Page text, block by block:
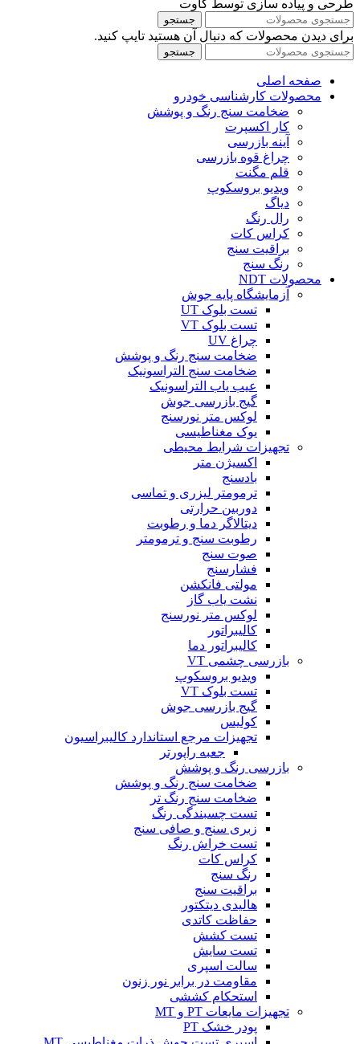
طرحی و پیاده سازی توسط کاوت
جستجو
برای دیدن محصولات که دنبال آن هستید تایپ کنید.
جستجو
صفحه اصلی
محصولات کارشناسی خودرو
ضخامت سنج رنگ و پوشش
کار اکسپرت
آینه بازرسی
چراغ قوه بازرسی
قلم مگنت
ویدیو بروسکوپ
دیاگ
رال رنگ
کراس کات
براقیت سنج
رنگ سنج
محصولات NDT
آزمایشگاه پایه جوش
تست بلوک UT
تست بلوک VT
چراغ UV
ضخامت سنج رنگ و پوشش
ضخامت سنج التراسونیک
عیب یاب التراسونیک
گیج بازرسی جوش
لوکس متر نورسنج
یوک مغناطیسی
تجهیزات شرایط محیطی
اکسیژن متر
بادسنج
ترمومتر لیزری و تماسی
دوربین حرارتی
دیتالاگر دما و رطوبت
رطوبت سنج و ترمومتر
صوت سنج
فشارسنج
مولتی فانکشن
نشت یاب گاز
لوکس متر نورسنج
کالیبراتور
کالیبراتور دما
بازرسی چشمی VT
ویدیو بروسکوپ
تست بلوک VT
گیج بازرسی جوش
کولیس
تجهیزات مرجع استاندارد کالیبراسیون
جعبه راپورتر
بازرسی رنگ و پوشش
ضخامت سنج رنگ و پوشش
ضخامت سنج رنگ تر
تست چسبندگی رنگ
زبری سنج و صافی سنج
تست خراش رنگ
کراس کات
رنگ سنج
براقیت سنج
هالیدی دیتکتور
حفاظت کاتدی
تست کشش
تست سایش
سالت اسپری
مقاومت در برابر نور زنون
استحکام کششی
تجهیزات مایعات PT و MT
پودر خشک PT